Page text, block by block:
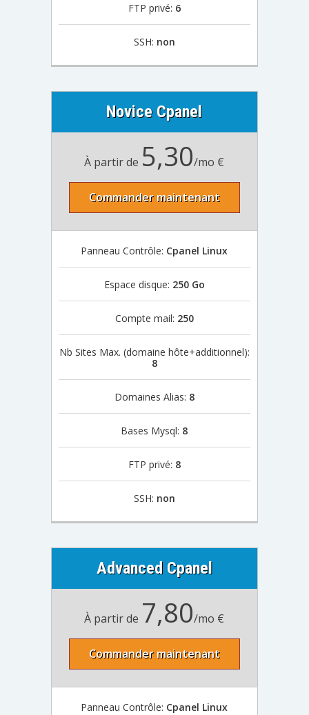
FTP privé: 6
SSH: non
Novice Cpanel
À partir de 5,30/mo €
Commander maintenant
Panneau Contrôle: Cpanel Linux
Espace disque: 250 Go
Compte mail: 250
Nb Sites Max. (domaine hôte+additionnel):
8
Domaines Alias: 8
Bases Mysql: 8
FTP privé: 8
SSH: non
Advanced Cpanel
À partir de 7,80/mo €
Commander maintenant
Panneau Contrôle: Cpanel Linux